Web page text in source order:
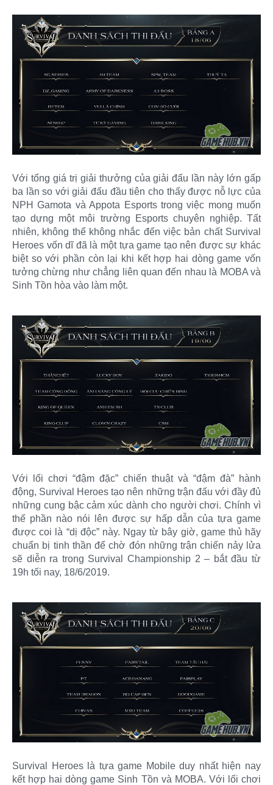
Với tổng giá trị giải thưởng của giải đấu lần này lớn gấp
ba lần so với giải đấu đầu tiên cho thấy được nỗ lực của
NPH Gamota và Appota Esports trong việc mong muốn
tạo dựng một môi trường Esports chuyên nghiệp. Tất
nhiên, không thể không nhắc đến việc bản chất Survival
Heroes vốn dĩ đã là một tựa game tạo nên được sự khác
biệt so với phần còn lại khi kết hợp hai dòng game vốn
tưởng chừng như chẳng liên quan đến nhau là MOBA và
Sinh Tồn hòa vào làm một.
Với lối chơi “đậm đặc” chiến thuật và “đậm đà” hành
động, Survival Heroes tạo nên những trận đấu với đầy đủ
những cung bậc cảm xúc dành cho người chơi. Chính vì
thế phần nào nói lên được sự hấp dẫn của tựa game
được coi là “dị độc” này. Ngay từ bây giờ, game thủ hãy
chuẩn bị tinh thần để chờ đón những trận chiến nảy lửa
sẽ diễn ra trong Survival Championship 2 – bắt đầu từ
19h tối nay, 18/6/2019.
Survival Heroes là tựa game Mobile duy nhất hiện nay
kết hợp hai dòng game Sinh Tồn và MOBA. Với lối chơi